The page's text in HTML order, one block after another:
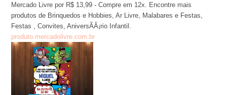
Mercado Livre por R$ 13,99 - Compre em 12x. Encontre mais
produtos de Brinquedos e Hobbies, Ar Livre, Malabares e Festas,
Festas , Convites, AniversÃÂ¡rio Infantil.
produto.mercadolivre.com.br